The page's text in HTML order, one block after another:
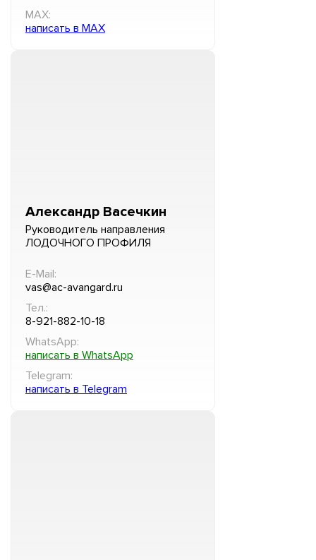
MAX:
написать в MAX
Александр Васечкин
Руководитель направления
ЛОДОЧНОГО ПРОФИЛЯ
E-Mail:
vas@ac-avangard.ru
Тел.:
8-921-882-10-18
WhatsApp:
написать в WhatsApp
Telegram:
написать в Telegram